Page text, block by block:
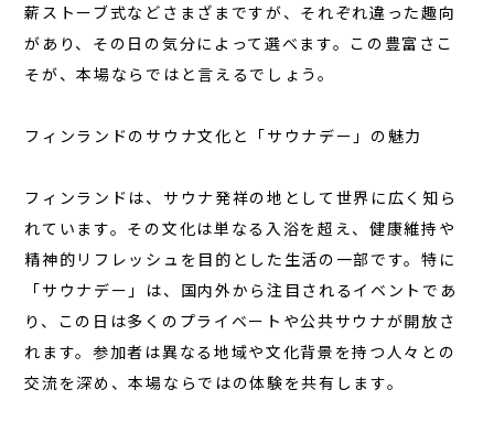
薪ストーブ式などさまざまですが、それぞれ違った趣向
があり、その日の気分によって選べます。この豊富さこ
そが、本場ならではと言えるでしょう。
フィンランドのサウナ文化と「サウナデー」の魅力
フィンランドは、サウナ発祥の地として世界に広く知ら
れています。その文化は単なる入浴を超え、健康維持や
精神的リフレッシュを目的とした生活の一部です。特に
「サウナデー」は、国内外から注目されるイベントであ
り、この日は多くのプライベートや公共サウナが開放さ
れます。参加者は異なる地域や文化背景を持つ人々との
交流を深め、本場ならではの体験を共有します。